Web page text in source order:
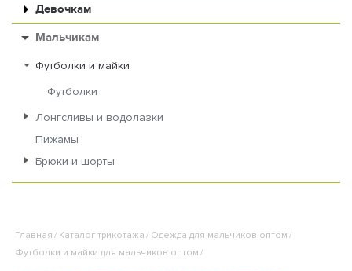
Девочкам
Мальчикам
Футболки и майки
Футболки
Лонгсливы и водолазки
Пижамы
Брюки и шорты
Главная / Каталог трикотажа / Одежда для мальчиков оптом /
Футболки и майки для мальчиков оптом /